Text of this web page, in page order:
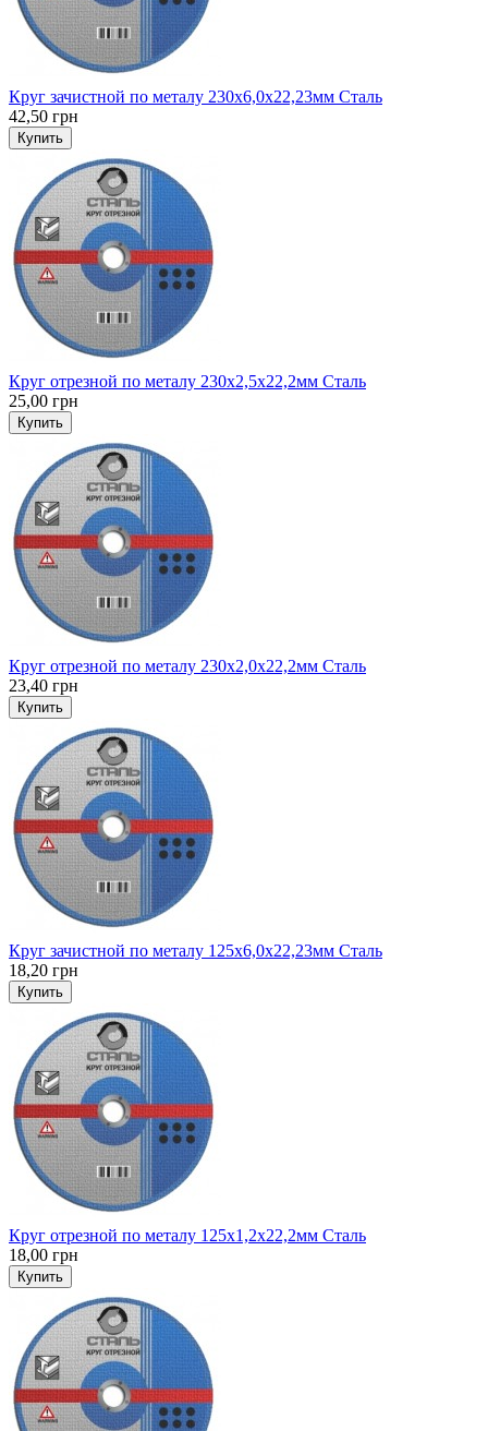
Круг зачистной по металу 230x6,0x22,23мм Сталь
42,50 грн
Купить
Круг отрезной по металу 230x2,5x22,2мм Сталь
25,00 грн
Купить
Круг отрезной по металу 230x2,0x22,2мм Сталь
23,40 грн
Купить
Круг зачистной по металу 125x6,0x22,23мм Сталь
18,20 грн
Купить
Круг отрезной по металу 125x1,2x22,2мм Сталь
18,00 грн
Купить